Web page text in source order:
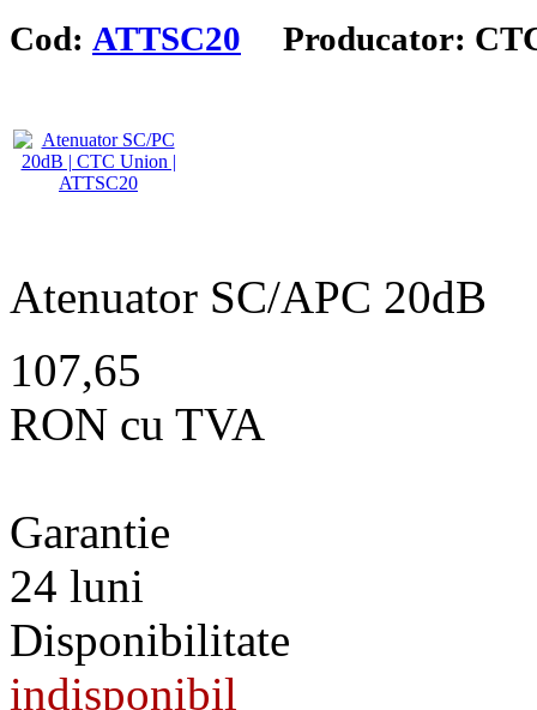
Cod: ATTSC20 Producator:
Atenuator SC/APC 20dB
107,65
RON cu TVA
Garantie
24 luni
Disponibilitate
indisponibil